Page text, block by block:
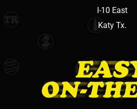
I-10 East
Katy Tx.